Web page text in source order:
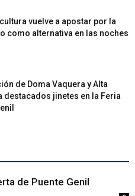
vuelve a apostar por la
como alternativa en las noches
de Doma Vaquera y Alta
destacados jinetes en la Feria
de Puente Genil